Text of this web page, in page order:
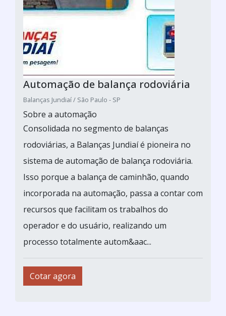
Automação de balança rodoviária
Balanças Jundiaí / São Paulo - SP
Sobre a automação
Consolidada no segmento de balanças
rodoviárias, a Balanças Jundiaí é pioneira no
sistema de automação de balança rodoviária.
Isso porque a balança de caminhão, quando
incorporada na automação, passa a contar com
recursos que facilitam os trabalhos do
operador e do usuário, realizando um
processo totalmente autom&aac...
Cotar agora